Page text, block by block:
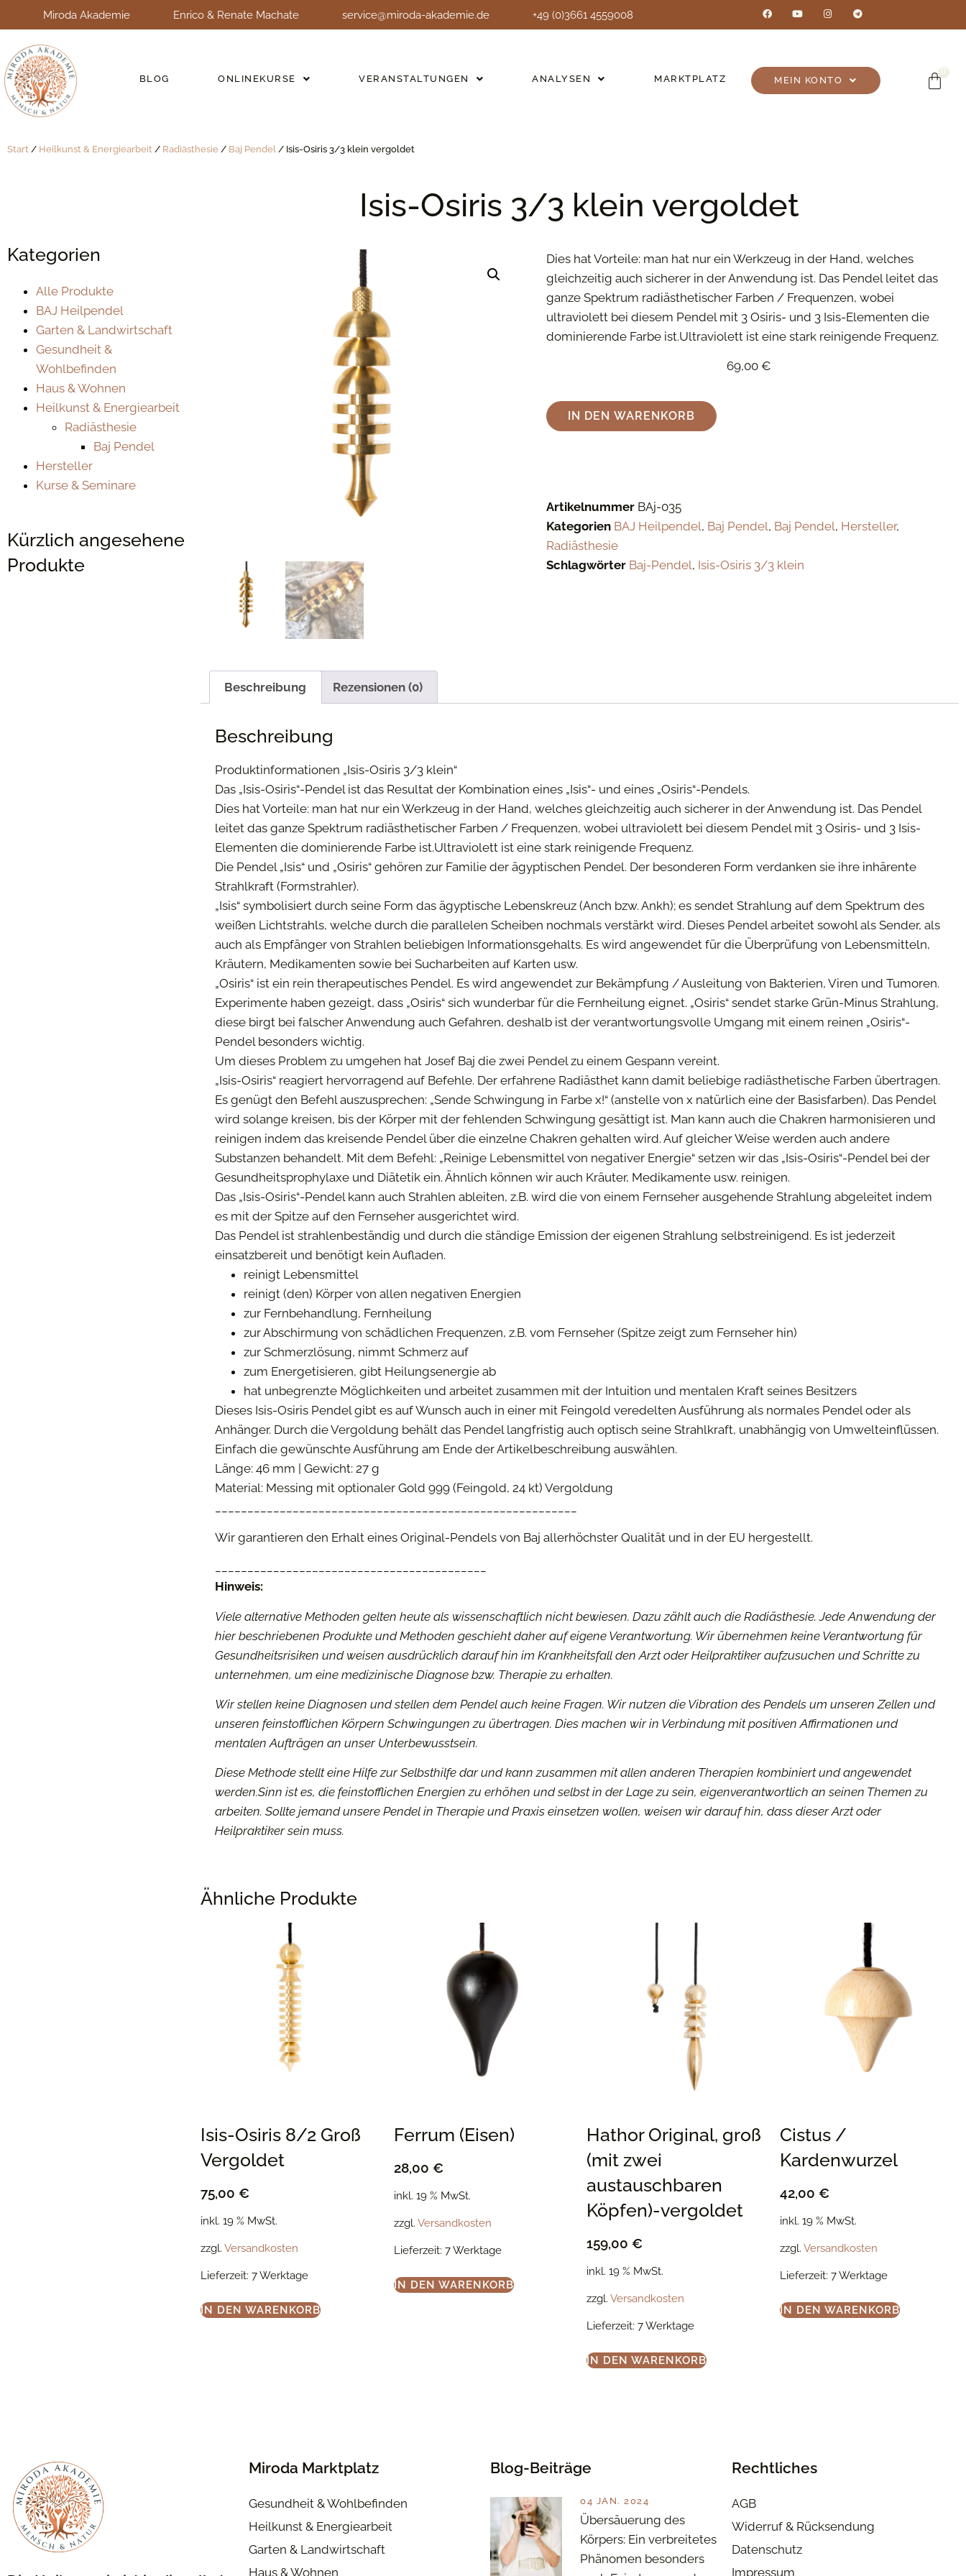
Miroda Akademie Enrico & Renate Machate service@miroda-akademie.de +49 (0)3661 4559008
BLOG ONLINEKURSE VERANSTALTUNGEN ANALYSEN MARKTPLATZ MEIN KONTO
Start / Heilkunst & Energiearbeit / Radiästhesie / Baj Pendel / Isis-Osiris 3/3 klein vergoldet
Isis-Osiris 3/3 klein vergoldet
Kategorien
Alle Produkte
BAJ Heilpendel
Garten & Landwirtschaft
Gesundheit &
Wohlbefinden
Haus & Wohnen
Heilkunst & Energiearbeit
Radiästhesie
Baj Pendel
Hersteller
Kurse & Seminare
Kürzlich angesehene
Produkte
Dies hat Vorteile: man hat nur ein Werkzeug in der Hand, welches
gleichzeitig auch sicherer in der Anwendung ist. Das Pendel leitet das
ganze Spektrum radiästhetischer Farben / Frequenzen, wobei
ultraviolett bei diesem Pendel mit 3 Osiris- und 3 Isis-Elementen die
dominierende Farbe ist.Ultraviolett ist eine stark reinigende Frequenz.
69,00€
IN DEN WARENKORB
Artikelnummer BAj-035
Kategorien BAJ Heilpendel, Baj Pendel, Baj Pendel, Hersteller,
Radiästhesie
Schlagwörter Baj-Pendel, Isis-Osiris 3/3 klein
Beschreibung Rezensionen (0)
Beschreibung
Produktinformationen „Isis-Osiris 3/3 klein“
Das „Isis-Osiris“-Pendel ist das Resultat der Kombination eines „Isis“- und eines „Osiris“-Pendels.
Dies hat Vorteile: man hat nur ein Werkzeug in der Hand, welches gleichzeitig auch sicherer in der Anwendung ist. Das Pendel
leitet das ganze Spektrum radiästhetischer Farben / Frequenzen, wobei ultraviolett bei diesem Pendel mit 3 Osiris- und 3 Isis-
Elementen die dominierende Farbe ist.Ultraviolett ist eine stark reinigende Frequenz.
Die Pendel „Isis“ und „Osiris“ gehören zur Familie der ägyptischen Pendel. Der besonderen Form verdanken sie ihre inhärente
Strahlkraft (Formstrahler).
„Isis“ symbolisiert durch seine Form das ägyptische Lebenskreuz (Anch bzw. Ankh); es sendet Strahlung auf dem Spektrum des
weißen Lichtstrahls, welche durch die parallelen Scheiben nochmals verstärkt wird. Dieses Pendel arbeitet sowohl als Sender, als
auch als Empfänger von Strahlen beliebigen Informationsgehalts. Es wird angewendet für die Überprüfung von Lebensmitteln,
Kräutern, Medikamenten sowie bei Sucharbeiten auf Karten usw.
„Osiris“ ist ein rein therapeutisches Pendel. Es wird angewendet zur Bekämpfung / Ausleitung von Bakterien, Viren und Tumoren.
Experimente haben gezeigt, dass „Osiris“ sich wunderbar für die Fernheilung eignet. „Osiris“ sendet starke Grün-Minus Strahlung,
diese birgt bei falscher Anwendung auch Gefahren, deshalb ist der verantwortungsvolle Umgang mit einem reinen „Osiris“-
Pendel besonders wichtig.
Um dieses Problem zu umgehen hat Josef Baj die zwei Pendel zu einem Gespann vereint.
„Isis-Osiris“ reagiert hervorragend auf Befehle. Der erfahrene Radiästhet kann damit beliebige radiästhetische Farben übertragen.
Es genügt den Befehl auszusprechen: „Sende Schwingung in Farbe x!“ (anstelle von x natürlich eine der Basisfarben). Das Pendel
wird solange kreisen, bis der Körper mit der fehlenden Schwingung gesättigt ist. Man kann auch die Chakren harmonisieren und
reinigen indem das kreisende Pendel über die einzelne Chakren gehalten wird. Auf gleicher Weise werden auch andere
Substanzen behandelt. Mit dem Befehl: „Reinige Lebensmittel von negativer Energie“ setzen wir das „Isis-Osiris“-Pendel bei der
Gesundheitsprophylaxe und Diätetik ein. Ähnlich können wir auch Kräuter, Medikamente usw. reinigen.
Das „Isis-Osiris“-Pendel kann auch Strahlen ableiten, z.B. wird die von einem Fernseher ausgehende Strahlung abgeleitet indem
es mit der Spitze auf den Fernseher ausgerichtet wird.
Das Pendel ist strahlenbeständig und durch die ständige Emission der eigenen Strahlung selbstreinigend. Es ist jederzeit
einsatzbereit und benötigt kein Aufladen.
reinigt Lebensmittel
reinigt (den) Körper von allen negativen Energien
zur Fernbehandlung, Fernheilung
zur Abschirmung von schädlichen Frequenzen, z.B. vom Fernseher (Spitze zeigt zum Fernseher hin)
zur Schmerzlösung, nimmt Schmerz auf
zum Energetisieren, gibt Heilungsenergie ab
hat unbegrenzte Möglichkeiten und arbeitet zusammen mit der Intuition und mentalen Kraft seines Besitzers
Dieses Isis-Osiris Pendel gibt es auf Wunsch auch in einer mit Feingold veredelten Ausführung als normales Pendel oder als
Anhänger. Durch die Vergoldung behält das Pendel langfristig auch optisch seine Strahlkraft, unabhängig von Umwelteinflüssen.
Einfach die gewünschte Ausführung am Ende der Artikelbeschreibung auswählen.
Länge: 46 mm | Gewicht: 27 g
Material: Messing mit optionaler Gold 999 (Feingold, 24 kt) Vergoldung
Wir garantieren den Erhalt eines Original-Pendels von Baj allerhöchster Qualität und in der EU hergestellt.
Hinweis:
Viele alternative Methoden gelten heute als wissenschaftlich nicht bewiesen. Dazu zählt auch die Radiästhesie. Jede Anwendung der
hier beschriebenen Produkte und Methoden geschieht daher auf eigene Verantwortung. Wir übernehmen keine Verantwortung für
Gesundheitsrisiken und weisen ausdrücklich darauf hin im Krankheitsfall den Arzt oder Heilpraktiker aufzusuchen und Schritte zu
unternehmen, um eine medizinische Diagnose bzw. Therapie zu erhalten.
Wir stellen keine Diagnosen und stellen dem Pendel auch keine Fragen. Wir nutzen die Vibration des Pendels um unseren Zellen und
unseren feinstofflichen Körpern Schwingungen zu übertragen. Dies machen wir in Verbindung mit positiven Affirmationen und
mentalen Aufträgen an unser Unterbewusstsein.
Diese Methode stellt eine Hilfe zur Selbsthilfe dar und kann zusammen mit allen anderen Therapien kombiniert und angewendet
werden.Sinn ist es, die feinstofflichen Energien zu erhöhen und selbst in der Lage zu sein, eigenverantwortlich an seinen Themen zu
arbeiten. Sollte jemand unsere Pendel in Therapie und Praxis einsetzen wollen, weisen wir darauf hin, dass dieser Arzt oder
Heilpraktiker sein muss.
Ähnliche Produkte
Isis-Osiris 8/2 Groß
Vergoldet
75,00 €
inkl. 19 % MwSt.
zzgl. Versandkosten
Lieferzeit: 7 Werktage
IN DEN WARENKORB
Ferrum (Eisen)
28,00 €
inkl. 19 % MwSt.
zzgl. Versandkosten
Lieferzeit: 7 Werktage
IN DEN WARENKORB
Hathor Original, groß
(mit zwei
austauschbaren
Köpfen)-vergoldet
159,00€
inkl. 19 % MwSt.
zzgl.Versandkosten
Lieferzeit:7 Werktage
IN DEN WARENKORB
Cistus /
Kardenwurzel
42,00€
inkl. 19 % MwSt.
zzgl.Versandkosten
Lieferzeit:7 Werktage
IN DEN WARENKORB
Miroda Marktplatz
Gesundheit & Wohlbefinden
Heilkunst & Energiearbeit
Garten & Landwirtschaft
Haus & Wohnen
Blog-Beiträge
04 JAN. 2024
Übersäuerung des
Körpers: Ein verbreitetes
Phänomen besonders
Rechtliches
AGB
Widerruf & Rücksendung
Datenschutz
Impressum